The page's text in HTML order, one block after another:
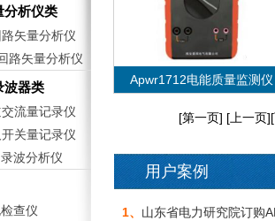
分析仪类
矢量分析仪
路矢量分析仪
波器类
流量记录仪
关量记录仪
波分析仪
查仪
Apwr1712电能质量监测仪
VIEW MORE
Apwr1712电能质量监测仪
[第一页] [上一页
用户案例
1、 山东省电力研究院订购